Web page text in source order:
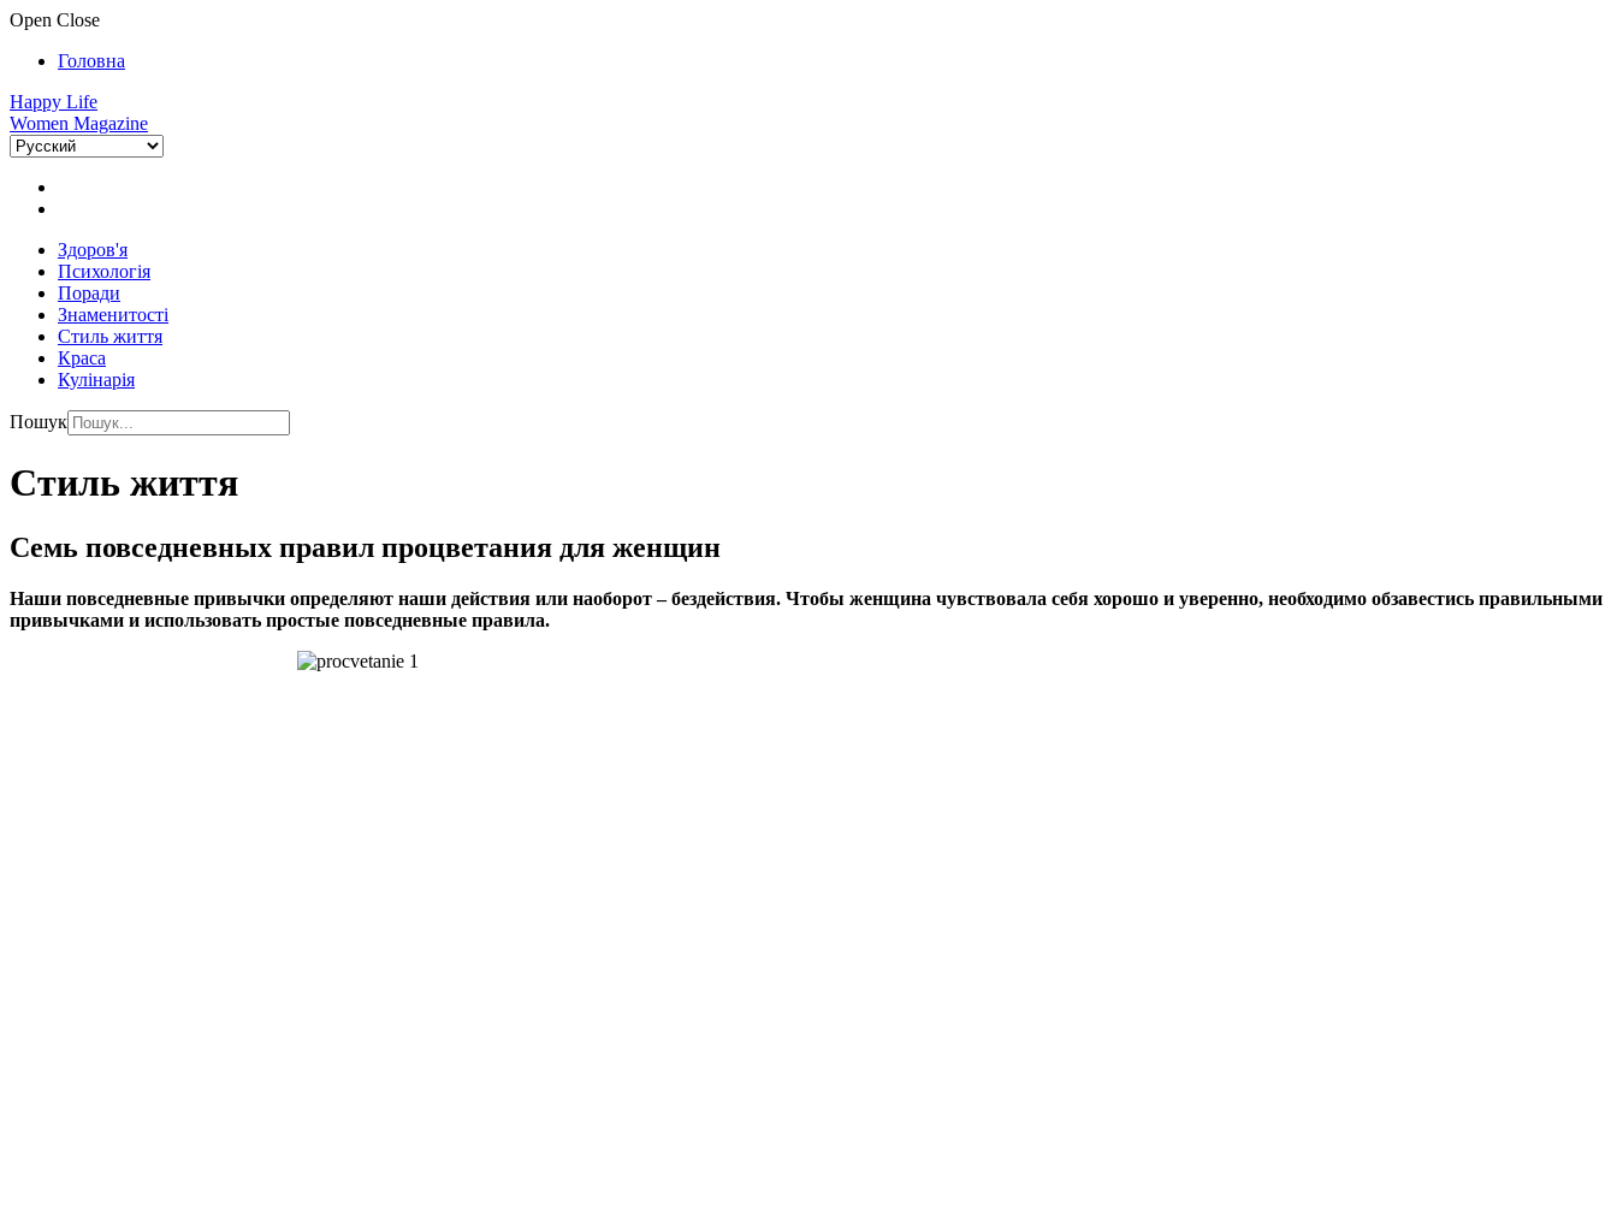
Open Close
Головна
Happy Life
Women Magazine
Здоров'я
Психологія
Поради
Знаменитості
Стиль життя
Краса
Кулінарія
Пошук
Стиль життя
Семь повседневных правил процветания для женщин
Наши повседневные привычки определяют наши действия или наоборот – бездействия. Чтобы женщина чувствовала себя хорошо и уверенно, необходимо обзавестись правильными
привычками и использовать простые повседневные правила.